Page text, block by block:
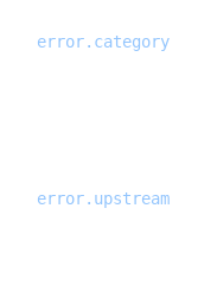
error.category
error.upstream